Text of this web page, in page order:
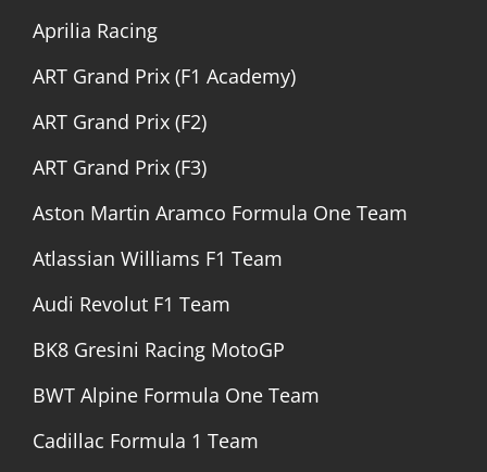
Aprilia Racing
ART Grand Prix (F1 Academy)
ART Grand Prix (F2)
ART Grand Prix (F3)
Aston Martin Aramco Formula One Team
Atlassian Williams F1 Team
Audi Revolut F1 Team
BK8 Gresini Racing MotoGP
BWT Alpine Formula One Team
Cadillac Formula 1 Team